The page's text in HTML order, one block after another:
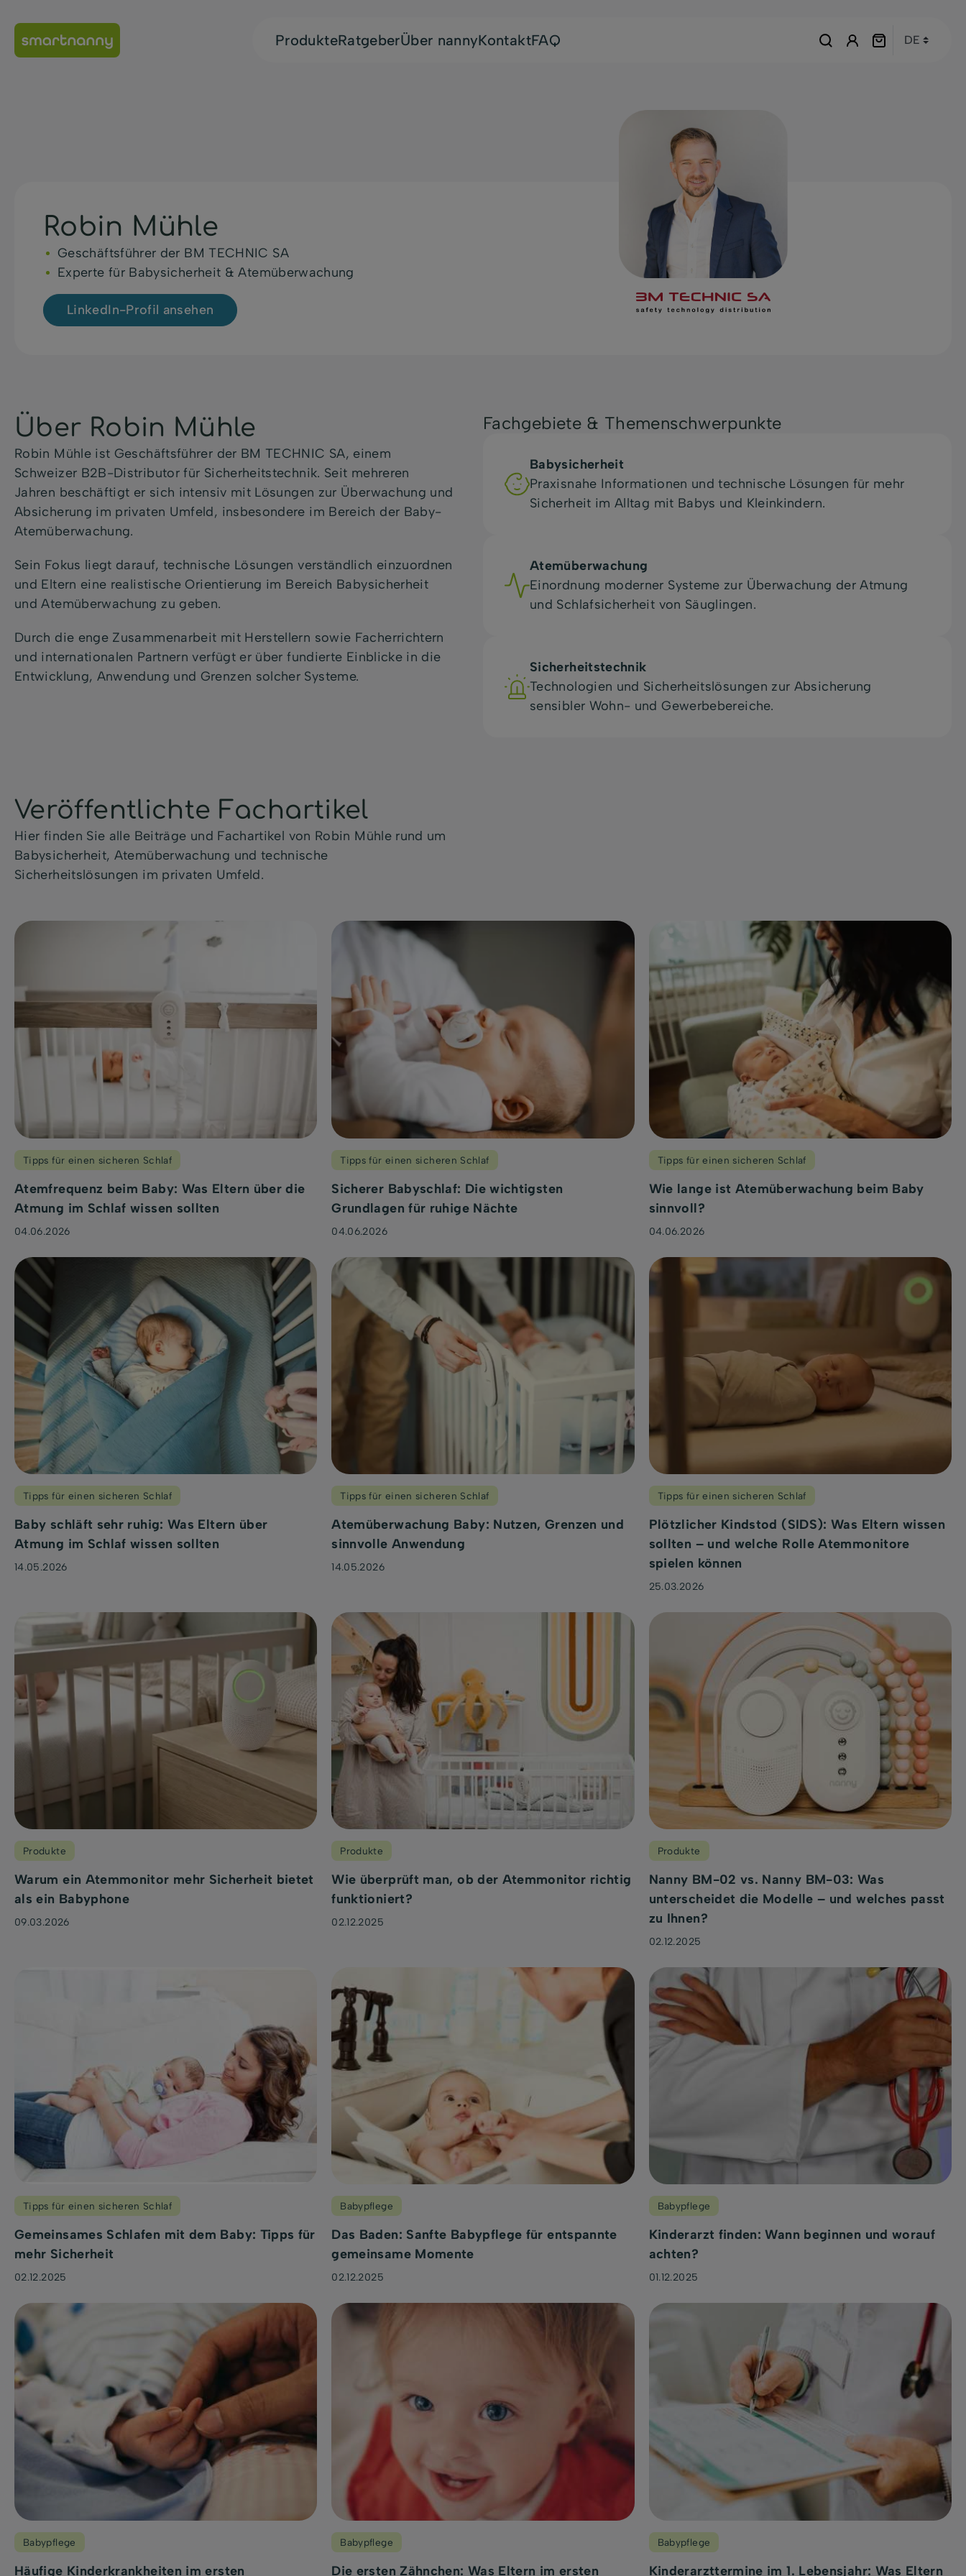
ProdukteRatgeberÜber nannyKontaktFAQ
Robin Mühle
Geschäftsführer der BM TECHNIC SA
Experte für Babysicherheit & Atemüberwachung
LinkedIn-Profil ansehen
Über Robin Mühle
Robin Mühle ist Geschäftsführer der BM TECHNIC SA, einem
Schweizer B2B-Distributor für Sicherheitstechnik. Seit mehreren
Jahren beschäftigt er sich intensiv mit Lösungen zur Überwachung und
Absicherung im privaten Umfeld, insbesondere im Bereich der Baby-
Atemüberwachung.
Sein Fokus liegt darauf, technische Lösungen verständlich einzuordnen
und Eltern eine realistische Orientierung im Bereich Babysicherheit
und Atemüberwachung zu geben.
Durch die enge Zusammenarbeit mit Herstellern sowie Facherrichtern
und internationalen Partnern verfügt er über fundierte Einblicke in die
Entwicklung, Anwendung und Grenzen solcher Systeme.
Fachgebiete & Themenschwerpunkte
Babysicherheit
Praxisnahe Informationen und technische Lösungen für mehr
Sicherheit im Alltag mit Babys und Kleinkindern.
Atemüberwachung
Einordnung moderner Systeme zur Überwachung der Atmung
und Schlafsicherheit von Säuglingen.
Sicherheitstechnik
Technologien und Sicherheitslösungen zur Absicherung
sensibler Wohn- und Gewerbebereiche.
Veröffentlichte Fachartikel
Hier finden Sie alle Beiträge und Fachartikel von Robin Mühle rund um
Babysicherheit, Atemüberwachung und technische
Sicherheitslösungen im privaten Umfeld.
Tipps für einen sicheren Schlaf
Atemfrequenz beim Baby: Was Eltern über die
Atmung im Schlaf wissen sollten
04.06.2026
Tipps für einen sicheren Schlaf
Sicherer Babyschlaf: Die wichtigsten
Grundlagen für ruhige Nächte
04.06.2026
Tipps für einen sicheren Schlaf
Wie lange ist Atemüberwachung beim Baby
sinnvoll?
04.06.2026
Tipps für einen sicheren Schlaf
Baby schläft sehr ruhig: Was Eltern über
Atmung im Schlaf wissen sollten
14.05.2026
Tipps für einen sicheren Schlaf
Atemüberwachung Baby: Nutzen, Grenzen und
sinnvolle Anwendung
14.05.2026
Tipps für einen sicheren Schlaf
Plötzlicher Kindstod (SIDS): Was Eltern wissen
sollten – und welche Rolle Atemmonitore
spielen können
25.03.2026
Produkte
Warum ein Atemmonitor mehr Sicherheit bietet
als ein Babyphone
09.03.2026
Produkte
Wie überprüft man, ob der Atemmonitor richtig
funktioniert?
02.12.2025
Produkte
Nanny BM-02 vs. Nanny BM-03: Was
unterscheidet die Modelle – und welches passt
zu Ihnen?
02.12.2025
Tipps für einen sicheren Schlaf
Gemeinsames Schlafen mit dem Baby: Tipps für
mehr Sicherheit
02.12.2025
Babypflege
Das Baden: Sanfte Babypflege für entspannte
gemeinsame Momente
02.12.2025
Babypflege
Kinderarzt finden: Wann beginnen und worauf
achten?
01.12.2025
Babypflege
Häufige Kinderkrankheiten im ersten
Babypflege
Die ersten Zähnchen: Was Eltern im ersten
Babypflege
Kinderarzttermine im 1. Lebensjahr: Was Eltern